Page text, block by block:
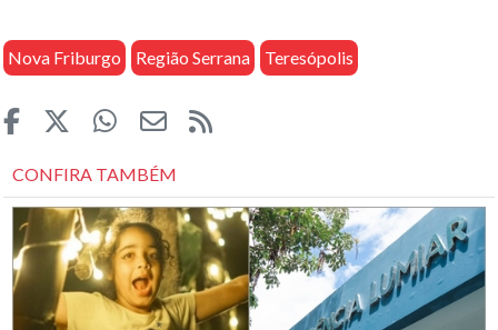
Nova Friburgo Região Serrana Teresópolis
CONFIRA TAMBÉM